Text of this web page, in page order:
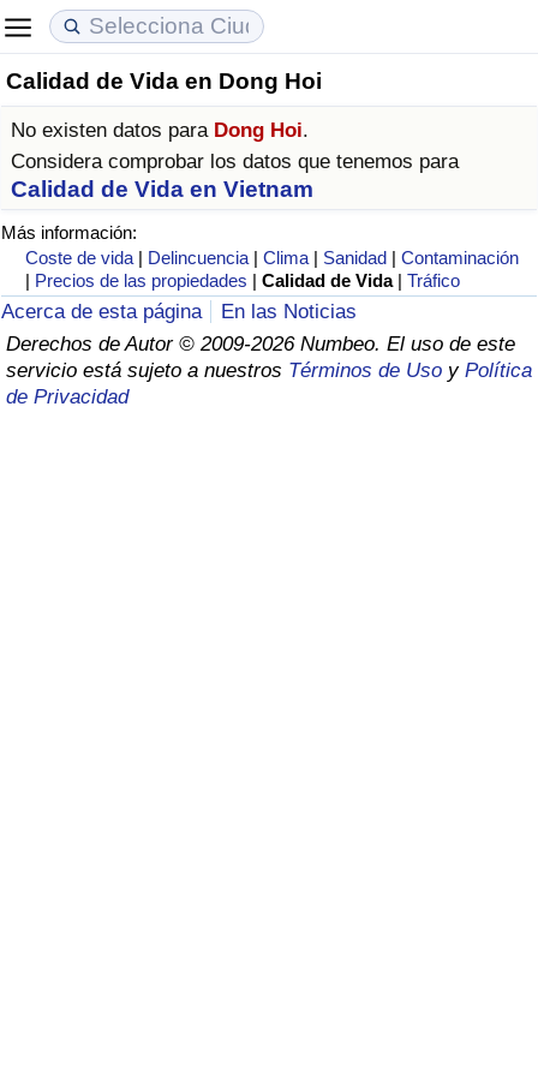
Calidad de Vida en Dong Hoi
No existen datos para Dong Hoi.
Considera comprobar los datos que tenemos para
Calidad de Vida en Vietnam
Más información:
Coste de vida | Delincuencia |Clima | Sanidad |Contaminación
| Precios de las propiedades |Calidad de Vida |Tráfico
Acerca de esta página
En las Noticias
Derechos de Autor © 2009-2026 Numbeo. El uso de este
servicio está sujeto a nuestros Términos de Uso y Política
de Privacidad
Coste de vida
Índice de Costo de Vida (Actual)
Índice de Costo de Vida
Índice de costo de vida por país
en aqaba
Precios de las propiedades
Índice de Precios de Inmuebles (Actual)
Índice de Precios de Inmuebles
Índice de Precios de Inmuebles por País
Calidad de Vida
Índice de Calidad de Vida
Índice de Calidad de Vida (Actual)
Índice de calidad de vida por país
Delincuencia
Calificación del Índice de Criminalidad